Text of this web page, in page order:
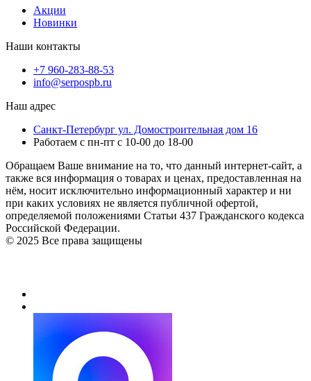
Акции
Новинки
Наши контакты
+7 960-283-88-53
info@serpospb.ru
Наш адрес
Санкт-Петербург ул. Домостроительная дом 16
Работаем с пн-пт с 10-00 до 18-00
Обращаем Ваше внимание на то, что данный интернет-сайт, а
также вся информация о товарах и ценах, предоставленная на
нём, носит исключительно информационный характер и ни
при каких условиях не является публичной офертой,
определяемой положениями Статьи 437 Гражданского кодекса
Российской Федерации.
© 2025 Все права защищены